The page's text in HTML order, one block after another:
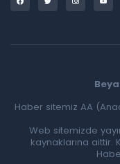
Haber sitemiz AA
Web sitemizde
kaynaklarına aittir.